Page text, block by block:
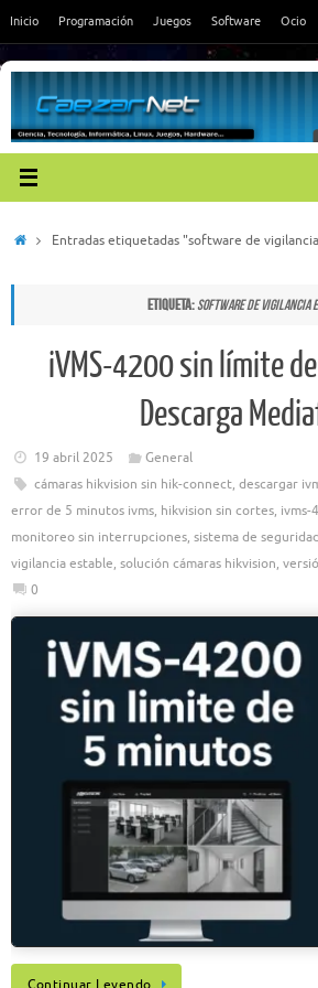
contenido
Inicio Programación Juegos Software Ocio
InicioEntradas etiquetadas "software de
Etiqueta:software de vigilancia
iVMS-4200 sin límite
Descarga
19 abril 2025
General
cámaras hikvision sin hik-connect, descargar
error de 5 minutos ivms, hikvision sin cortes, ivms-
monitoreo sin interrupciones, sistema de
vigilancia estable, solución cámaras hikvision,
0